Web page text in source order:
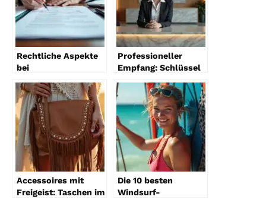
Rechtliche Aspekte
bei
2026
Professioneller
Empfang: Schlüssel
Accessoires mit
Freigeist: Taschen im
Die 10 besten
Windsurf-